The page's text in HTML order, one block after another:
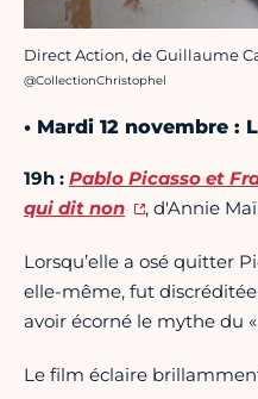
Direct Action, de Guillaume
Crédit photo :
@CollectionChristophel
• Mardi 12 novembre :
19h : Pablo Picasso et
qui dit non
, d'Annie
Lorsqu’elle a osé quitter
elle-même, fut
avoir écorné le mythe du
Le film éclaire